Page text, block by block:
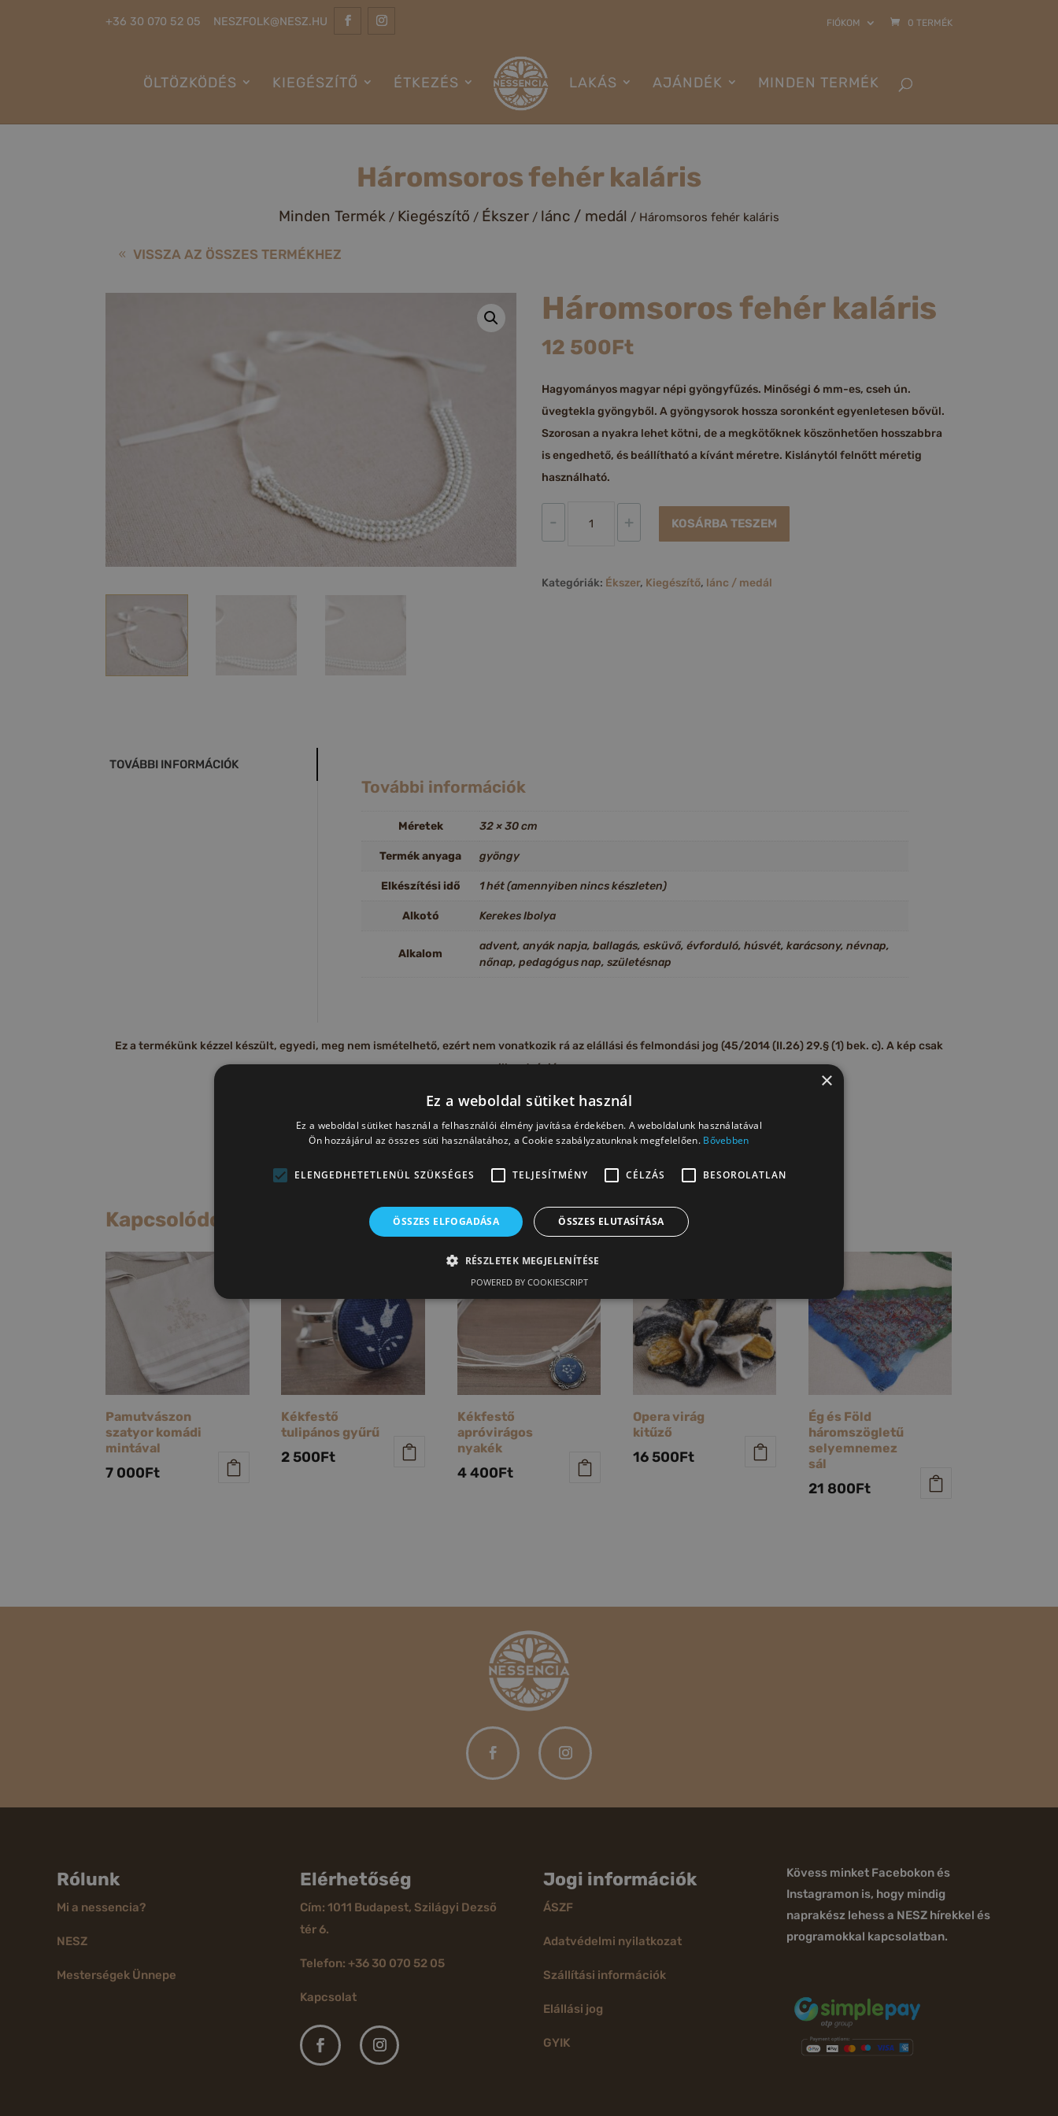
+36 30 070 52 05 NESZFOLK@NESZ.HU FIÓKOM 0 TERMÉK
ÖLTÖZKÖDÉS KIEGÉSZÍTŐ ÉTKEZÉS LAKÁS AJÁNDÉK MINDEN TERMÉK
Háromsoros fehér kaláris
Minden Termék / Kiegészítő / Ékszer / lánc / medál / Háromsoros fehér kaláris
VISSZA AZ ÖSSZES TERMÉKHEZ
Háromsoros fehér kaláris
12 500Ft
Hagyományos magyar népi gyöngyfűzés. Minőségi 6 mm-es, cseh ún.
üvegtekla gyöngyből. A gyöngysorok hossza soronként egyenletesen bővül.
Szorosan a nyakra lehet kötni, de a megkötőknek köszönhetően hosszabbra
is engedhető, és beállítható a kívánt méretre. Kislánytól felnőtt méretig
használható.
-
mennyiség
+ KOSÁRBA TESZEM
Kategóriák: Ékszer, Kiegészítő, lánc / medál
TOVÁBBI INFORMÁCIÓK
További információk
Méretek 32 × 30 cm
Termék anyaga gyöngy
Elkészítési idő 1 hét (amennyiben nincs készleten)
Alkotó Kerekes Ibolya
Alkalom
advent, anyák napja, ballagás, esküvő, évforduló, húsvét, karácsony, névnap,
nőnap, pedagógus nap, születésnap
Ez a termékünk kézzel készült, egyedi, meg nem ismételhető, ezért nem vonatkozik rá az elállási és felmondási jog (45/2014 (II.26) 29.§ (1) bek. c). A kép csak
illusztráció.
VISSZA AZ ÖSSZES TERMÉKHEZ
Kapcsolódó termékek
Pamutvászon
szatyor komádi
mintával
7 000Ft
Kékfestő
tulipános gyűrű
2 500Ft
Kékfestő
apróvirágos
nyakék
4 400Ft
Opera virág
kitűző
16 500Ft
Ég és Föld
háromszögletű
selyemnemez
sál
21 800Ft
Rólunk
Mi a nessencia?
NESZ
Mesterségek Ünnepe
Elérhetőség
Cím: 1011 Budapest, Szilágyi Dezső
tér 6.
Telefon: +36 30 070 52 05
Kapcsolat
Jogi információk
ÁSZF
Adatvédelmi nyilatkozat
Szállítási információk
Elállási jog
GYIK
Kövess minket Facebokon és
Instagramon is, hogy mindig
naprakész lehess a NESZ hírekkel és
programokkal kapcsolatban.
×
Ez a weboldal sütiket használ
Ez a weboldal sütiket használ a felhasználói élmény javítása érdekében. A weboldalunk használatával
Ön hozzájárul az összes süti használatához, a Cookie szabályzatunknak megfelelően. Bővebben
ELENGEDHETETLENÜL SZÜKSÉGES TELJESÍTMÉNY CÉLZÁS BESOROLATLAN
ÖSSZES ELFOGADÁSA ÖSSZES ELUTASÍTÁSA
RÉSZLETEK MEGJELENÍTÉSE
POWERED BY COOKIESCRIPT